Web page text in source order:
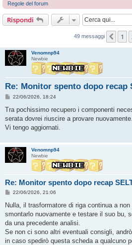
Regole del forum
Rispondi
49 messaggi 1
Venomnp94
Newbie
Re: Monitor spento dopo recap
M
s
a
g
o
22/06/2026, 18:24
Tra pochissimo recupero i componenti
serata dovrei riuscire a provare nuovamente.
Vi tengo aggiornati.
Venomnp94
Newbie
Re: Monitor spento dopo recap
M
s
a
g
i
o
22/06/2026, 21:06
Nulla, il trasformatore di riga continua a
smontarlo nuovamente e testare il suo bu,
da una precedente analisi.
Se non ci sono altri eventuali consigli,
in caso spedirò questa scheda a qualcuno